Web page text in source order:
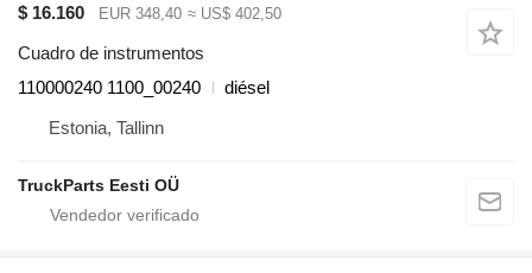
$ 16.160 EUR 348,40 ≈ US$ 402,50
Cuadro de instrumentos
110000240 1100_00240
diésel
Estonia, Tallinn
TruckParts Eesti OÜ